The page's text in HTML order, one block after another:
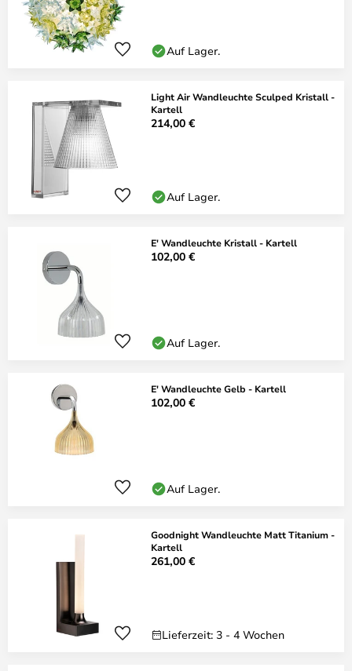
Auf Lager.
Light Air Wandleuchte Sculped Kristall -
Kartell
214,00 €
Auf Lager.
E' Wandleuchte Kristall - Kartell
102,00 €
Auf Lager.
E' Wandleuchte Gelb - Kartell
102,00 €
Auf Lager.
Goodnight Wandleuchte Matt Titanium -
Kartell
261,00 €
Lieferzeit: 3 - 4 Wochen